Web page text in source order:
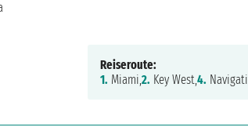
Reiseroute:
1. Miami,2. Key West,4.